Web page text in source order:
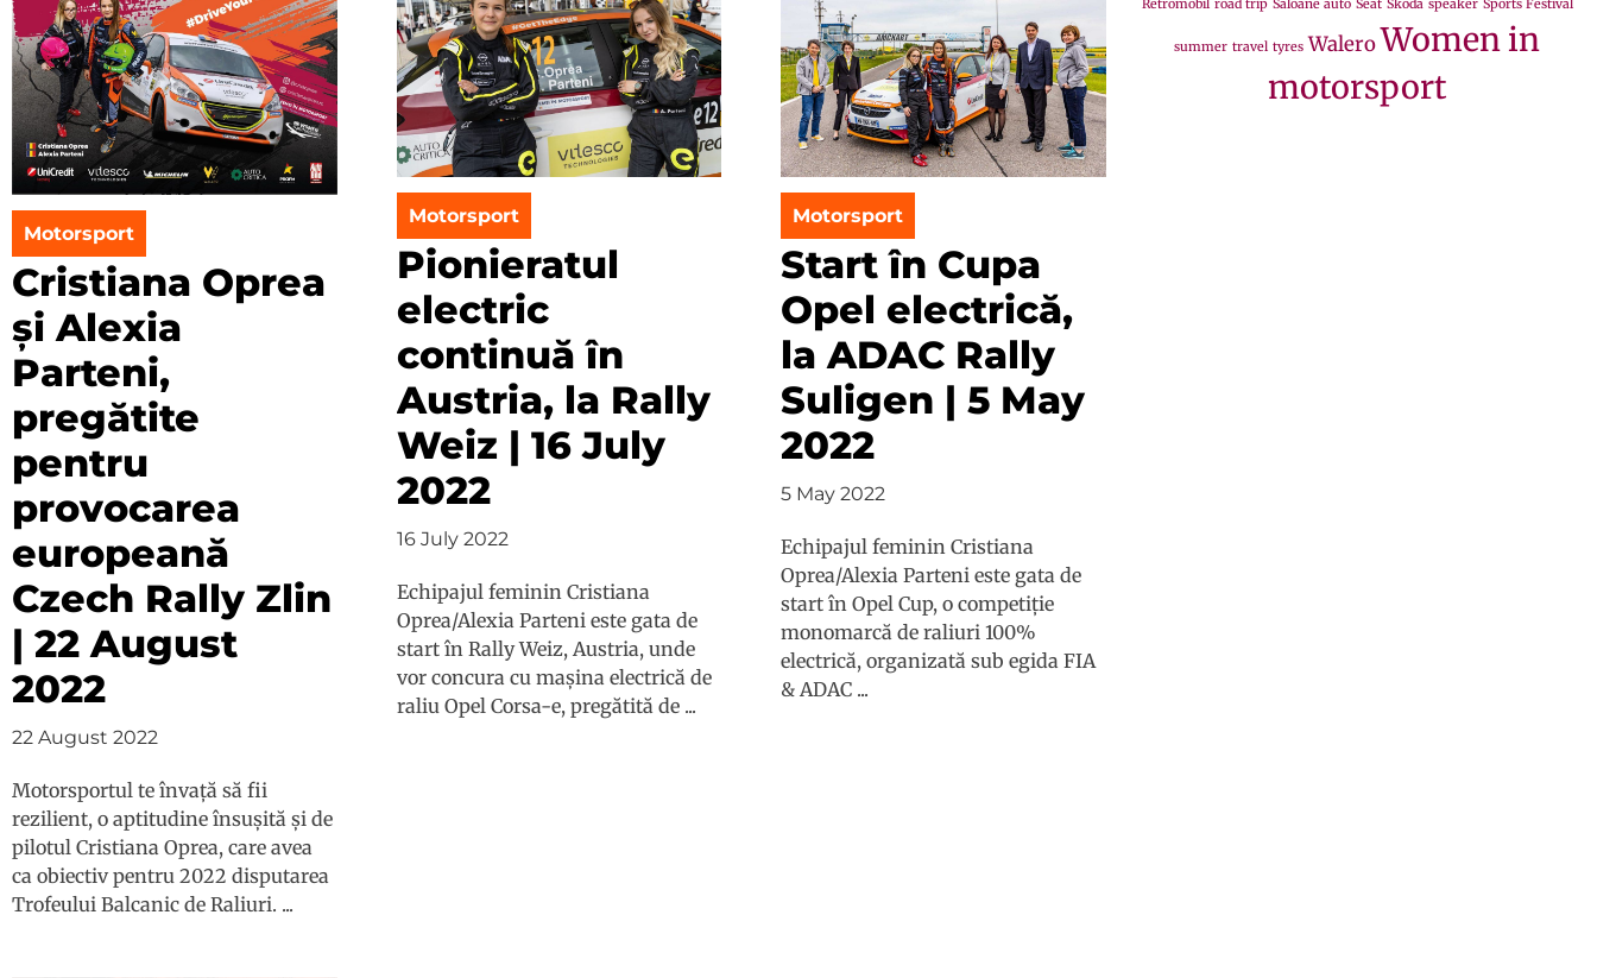
Motorsport
Cristiana Oprea
și Alexia
Parteni,
pregătite
pentru
provocarea
europeană
Czech Rally Zlin
| 22 August
2022
22 August 2022
Motorsportul te învață să fii
rezilient, o aptitudine însușită și de
pilotul Cristiana Oprea, care avea
ca obiectiv pentru 2022 disputarea
Trofeului Balcanic de Raliuri. ...
Motorsport
Pionieratul
electric
continuă în
Austria, la Rally
Weiz | 16 July
2022
16 July 2022
Echipajul feminin Cristiana
Oprea/Alexia Parteni este gata de
start în Rally Weiz, Austria, unde
vor concura cu mașina electrică de
raliu Opel Corsa-e, pregătită de ...
Motorsport
Start în Cupa
Opel electrică,
la ADAC Rally
Suligen | 5 May
2022
5 May 2022
Echipajul feminin Cristiana
Oprea/Alexia Parteni este gata de
start în Opel Cup, o competiție
monomarcă de raliuri 100%
electrică, organizată sub egida FIA
& ADAC ...
Retromobil road trip Saloane auto Seat Skoda speaker Sports Festival
summer travel tyres WaleroWomen in
motorsport